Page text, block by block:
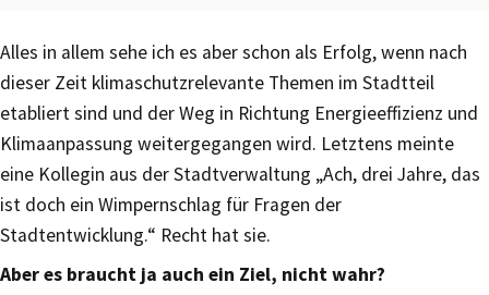
Alles in allem sehe ich es aber schon als Erfolg, wenn nach
dieser Zeit klimaschutzrelevante Themen im Stadtteil
etabliert sind und der Weg in Richtung Energieeffizienz und
Klimaanpassung weitergegangen wird. Letztens meinte
eine Kollegin aus der Stadtverwaltung „Ach, drei Jahre, das
ist doch ein Wimpernschlag für Fragen der
Stadtentwicklung.“ Recht hat sie.
Aber es braucht ja auch ein Ziel, nicht wahr?